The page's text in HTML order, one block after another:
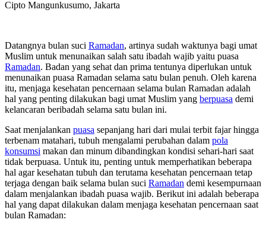
Cipto Mangunkusumo, Jakarta
Da­tangnya bulan suci Ramadan, artinya sudah waktunya bagi umat
Muslim untuk menunaikan salah satu ibadah wajib yaitu puasa
Ramadan. Badan yang sehat dan prima tentunya diperlukan untuk
menunaikan puasa Ramadan selama satu bulan penuh. Oleh karena
itu, menjaga kesehatan pencernaan selama bulan Ramadan adalah
hal yang penting dilakukan bagi umat Muslim yang berpuasa demi
kelancaran beribadah selama satu bulan ini.
Saat menjalankan puasa sepanjang hari dari mulai terbit fajar hingga
terbenam matahari, tubuh mengalami perubahan dalam pola
konsumsi makan dan minum dibandingkan kondisi sehari-hari saat
tidak berpuasa. Untuk itu, penting untuk memperhatikan beberapa
hal agar kesehatan tubuh dan terutama kesehatan pencernaan tetap
terjaga dengan baik selama bulan suci Ramadan demi kesempurnaan
dalam menjalankan ibadah puasa wajib. Berikut ini adalah beberapa
hal yang dapat dilakukan dalam menjaga kesehatan pencernaan saat
bulan Ramadan: